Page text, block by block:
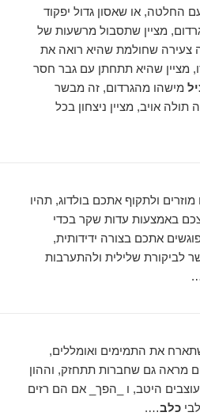
החלטה, או שאסון גדול יפקוד
מציין שתסבול מרשעות של
צעירה שחולמת שהיא רואה את
מציין שהיא תתחתן עם גבר חסר
מישהו מהגרדום, זה מבשר
אויב, מציין ניצחון בכל
ולתקוף אתכם בולדוג, תהיו
באמצעות עדות שקר בכדי
אתכם בצורה ידידותית,
לביקורת שלילית ולהתערבות
את התמימים ואומללים,
מראה גם שחברות תתחזק, וההון
היטב, ו _הפך_ אם הם רזים
כלב….